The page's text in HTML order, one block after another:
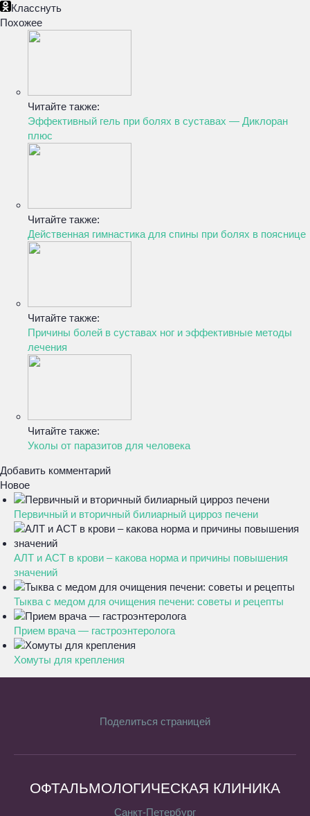
Класснуть
Похожее
Читайте также:
Эффективный гель при болях в суставах — Диклоран
плюс
Читайте также:
Действенная гимнастика для спины при болях в пояснице
Читайте также:
Причины болей в суставах ног и эффективные методы
лечения
Читайте также:
Уколы от паразитов для человека
Добавить комментарий
Новое
Первичный и вторичный билиарный цирроз печени
АЛТ и АСТ в крови – какова норма и причины повышения
значений
Тыква с медом для очищения печени: советы и рецепты
Прием врача — гастроэнтеролога
Хомуты для крепления
Поделиться страницей
ОФТАЛЬМОЛОГИЧЕСКАЯ КЛИНИКА
Санкт-Петербург